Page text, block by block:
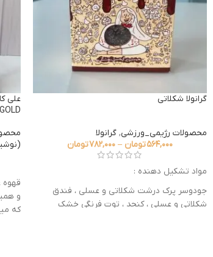
گرانولا شکلاتی
محصولات رژیمی_ورزشی, گرانولا
۵۶۴,۰۰۰تومان – ۷۸۲,۰۰۰تومان
مواد تشکیل دهنده :
جودوسر پرک درشت شکلاتی و عسلی ، فندق
شکلاتی و عسلی ، کنجد ، توت فرنگی خشک
GOLD
قهوه
و
که